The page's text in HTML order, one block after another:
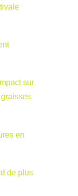
sur
graisses
en
de plus